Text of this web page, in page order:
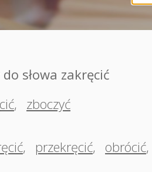
słowa zakręcić
, zboczyć
, przekręcić, obrócić,